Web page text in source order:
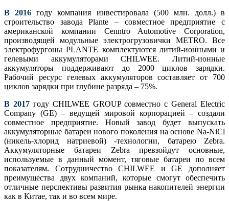
В 2016году компания инвестировала (500 млн. долл.) в
строительство завода Plante – совместное предприятие с
американской компании Cenntro Automotive Corporation,
производящей модульные электрогрузовички METRO. Все
электрофургоны PLANTE комплектуются литий-ионными и
гелевыми аккумуляторами CHILWEE. Литий-ионные
аккумуляторы поддерживают до 2000 циклов зарядки.
Рабочий ресурс гелевых аккумуляторов составляет от 700
циклов зарядки при глубине разряда – 75%.
В 2017 году CHILWEE GROUP совместно с General Electric
Company (GE) – ведущей мировой корпорацией – создали
совместное предприятие. Новый завод будет выпускать
аккумуляторные батареи нового поколения на основе Na-NiCl
(никель-хлорид натриевой) -технологии, батарею Zebra.
Аккумуляторные батареи Zebra превзойдут основные,
используемые в данный момент, тяговые батареи по всем
показателям. Сотрудничество CHILWEE и GE дополняет
преимущества двух компаний, которые смогут обеспечить
отличные перспективы развития рынка накопителей энергии
как в Китае, так и во всем мире.